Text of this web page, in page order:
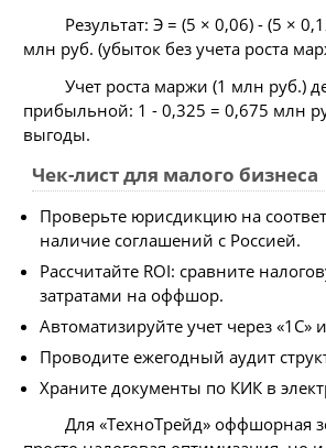
Результат: Э = (5 × 0,06) - (5 ×
млн руб. (убыток без учета роста
Учет роста маржи (1 млн руб.)
прибыльной: 1 - 0,325 = 0,675 млн
выгоды.
Чек-лист для малого бизнеса
Проверьте юрисдикцию на
наличие соглашений с Россией.
Рассчитайте ROI: сравните
затратами на оффшор.
Автоматизируйте учет через «1С»
Проводите ежегодный аудит
Храните документы по КИК в
Для «ТехноТрейд» оффшорная